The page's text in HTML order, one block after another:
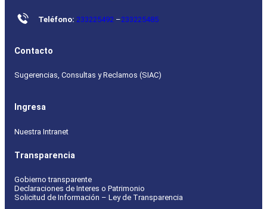
Teléfono: 233225492 –233225485
Contacto
Sugerencias, Consultas y Reclamos (SIAC)
Ingresa
Nuestra Intranet
Transparencia
Gobierno transparente
Declaraciones de Interes o Patrimonio
Solicitud de Información – Ley de Transparencia